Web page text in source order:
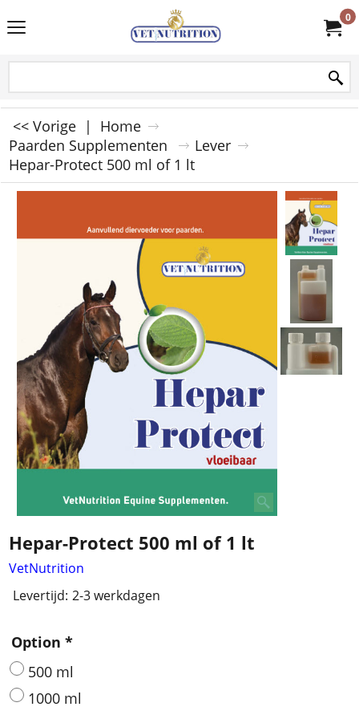
0
<< Vorige | Home
Paarden Supplementen
Lever
Hepar-Protect 500 ml of 1 lt
Hepar-Protect 500 ml of 1 lt
VetNutrition
Levertijd: 2-3 werkdagen
Option *
500 ml
1000 ml